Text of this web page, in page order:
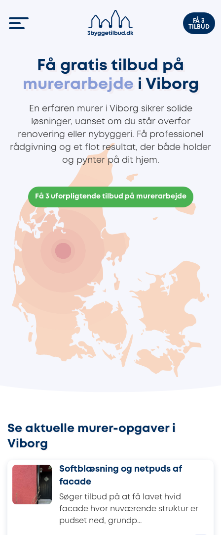
FÅ 3
TILBUD
Få gratis tilbud på
murerarbejde i Viborg
En erfaren murer i Viborg sikrer solide
løsninger, uanset om du står overfor
renovering eller nybyggeri. Få professionel
rådgivning og et flot resultat, der både holder
og pynter på dit hjem.
Få 3 uforpligtende tilbud på murerarbejde
Se aktuelle murer-opgaver i
Viborg
Softblæsning og netpuds af
facade
Søger tilbud på at få lavet hvid
facade hvor nuværende struktur er
pudset ned, grundp...